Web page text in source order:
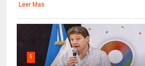
Leer Mas
5